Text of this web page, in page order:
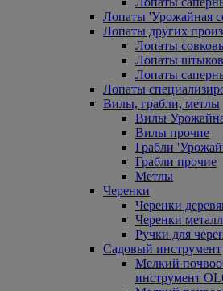
Лопаты 'Урожайная
Лопаты других
Лопаты
Лопаты
Лопаты
Лопаты
Вилы, грабли, метлы
Вилы
Вилы прочие
Грабли
Грабли прочие
Метлы
Черенки
Черенки
Черенки
Ручки для
Садовый инструмент
Мелкий
инструмент